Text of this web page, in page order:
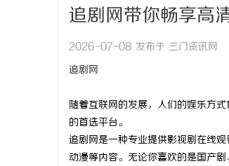
追剧网带你畅享高
2026-07-08 发布于 三门资讯网
追剧网
随着互联网的发展，人们的娱乐方
的首选平台。
追剧网是一种专业提供影视剧在线
动漫等内容。无论你喜欢的是国产